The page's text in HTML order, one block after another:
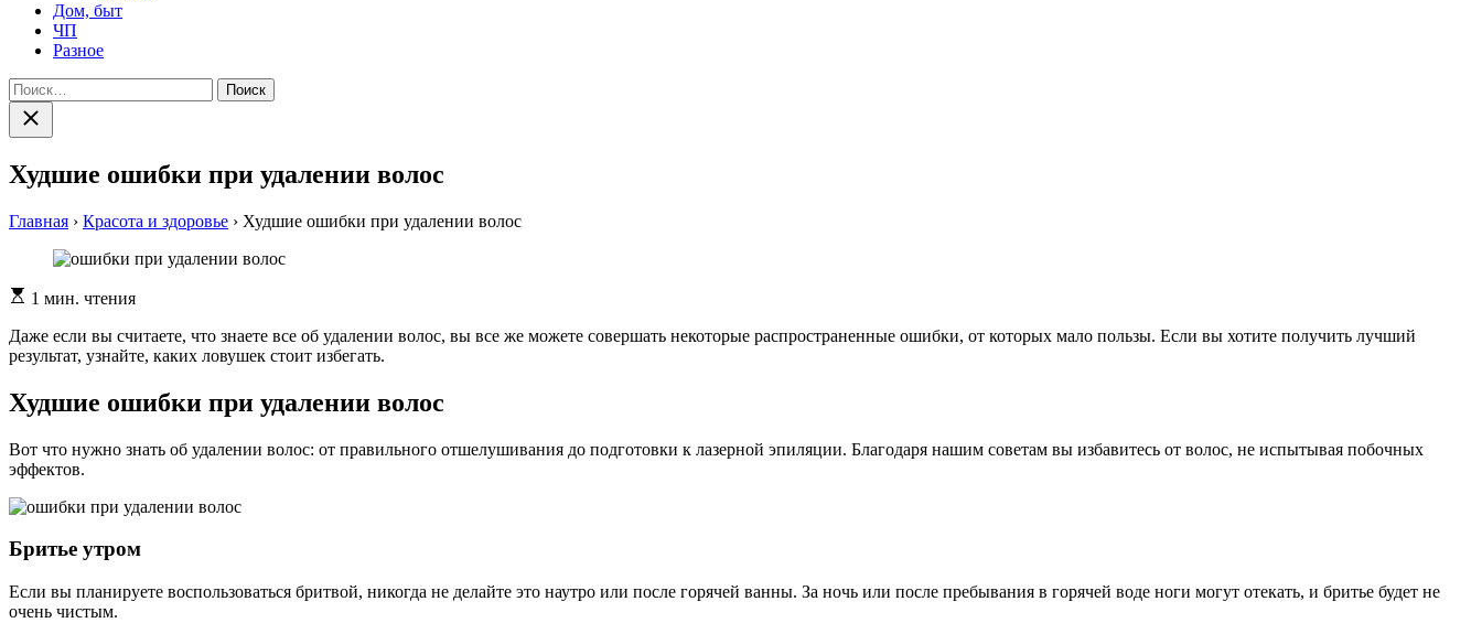
Дом, быт
ЧП
Разное
Найти:
Закрыть
поиск
Худшие ошибки при удалении волос
Главная › Красота и здоровье › Худшие ошибки при удалении волос
Расчетное
чтения
1 мин. чтения
Даже если вы считаете, что знаете все об удалении волос, вы все же можете совершать некоторые распространенные ошибки, от которых мало пользы. Если вы хотите получить лучший
результат, узнайте, каких ловушек стоит избегать.
Худшие ошибки при удалении волос
Вот что нужно знать об удалении волос: от правильного отшелушивания до подготовки к лазерной эпиляции. Благодаря нашим советам вы избавитесь от волос, не испытывая побочных
эффектов.
Бритье утром
Если вы планируете воспользоваться бритвой, никогда не делайте это наутро или после горячей ванны. За ночь или после пребывания в горячей воде ноги могут отекать, и бритье будет не
очень чистым.